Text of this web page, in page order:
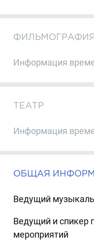
ФИЛЬМОГРАФИЯ
Информация
ТЕАТР
Информация
ОБЩАЯ
Ведущий
Ведущий и спикер
мероприятий